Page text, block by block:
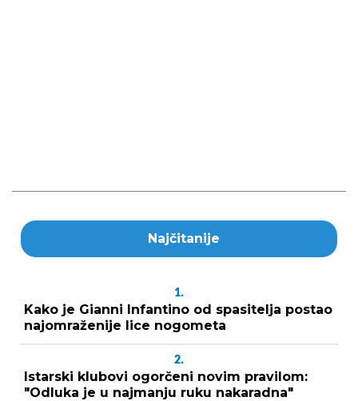
Najčitanije
1.
Kako je Gianni Infantino od spasitelja postao
najomraženije lice nogometa
2.
Istarski klubovi ogorčeni novim pravilom:
"Odluka je u najmanju ruku nakaradna"